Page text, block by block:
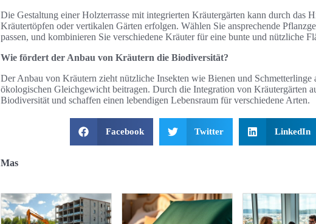
Die Gestaltung einer Holzterrasse mit integrierten Kräutergärten kann durch das
Kräutertöpfen oder vertikalen Gärten erfolgen. Wählen Sie ansprechende
passen, und kombinieren Sie verschiedene Kräuter für eine bunte und nützliche
Wie fördert der Anbau von Kräutern die Biodiversität?
Der Anbau von Kräutern zieht nützliche Insekten wie Bienen und Schmetterlinge
ökologischen Gleichgewicht beitragen. Durch die Integration von Kräutergärten
Biodiversität und schaffen einen lebendigen Lebensraum für verschiedene Arten.
Facebook Twitter LinkedIn
Mas